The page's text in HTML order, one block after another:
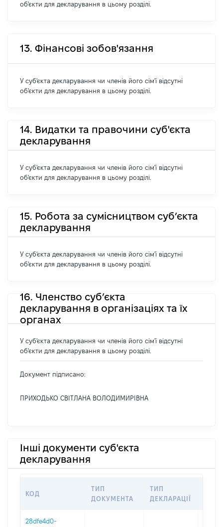
об'єкти для декларування в цьому розділі.
13. Фінансові зобов'язання
У суб'єкта декларування чи членів його сім'ї відсутні
об'єкти для декларування в цьому розділі.
14. Видатки та правочини суб'єкта
декларування
У суб'єкта декларування чи членів його сім'ї відсутні
об'єкти для декларування в цьому розділі.
15. Робота за сумісництвом суб’єкта
декларування
У суб'єкта декларування чи членів його сім'ї відсутні
об'єкти для декларування в цьому розділі.
16. Членство суб’єкта
декларування в організаціях та їх
органах
У суб'єкта декларування чи членів його сім'ї відсутні
об'єкти для декларування в цьому розділі.
Документ підписано:
ПРИХОДЬКО СВІТЛАНА ВОЛОДИМИРІВНА
Інші документи суб'єкта
декларування
КОД
ТИП
ДОКУМЕНТА
ТИП
ДЕКЛАРАЦІЇ
28dfe4d0-